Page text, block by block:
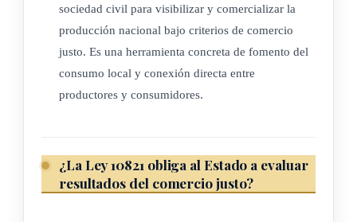
FINES
ARTÍCULO 4
personas agricultores y artesanas del país, en una relación
solidaria con los consumidores y en colaboración con los
sociedad civil para visibilizar y comercializar la
producción nacional bajo criterios de comercio
justo. Es una herramienta concreta de fomento del
consumo local y conexión directa entre
productores y consumidores.
¿La Ley 10821 obliga al Estado a evaluar
resultados del comercio justo?